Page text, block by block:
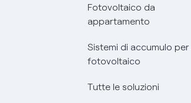
Fotovoltaico da
appartamento
Sistemi di accumulo per
fotovoltaico
Tutte le soluzioni